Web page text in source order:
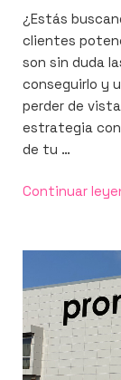
¿Estás
clientes
son sin duda
conseguirlo y
perder de
estrategia
de tu …
Continuar